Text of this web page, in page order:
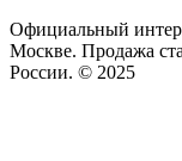
Официальный
Москве. Продажа
России. © 2025